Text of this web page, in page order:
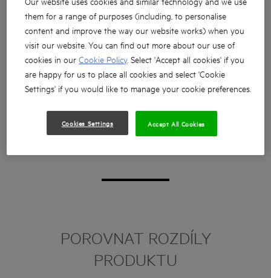
POROVNAT ROZDÍLY
PRODUKTU
them for a range of purposes (including, to personalise
content and improve the way our website works) when you
visit our website. You can find out more about our use of
cookies in ourCookie Policy. Select 'Accept all cookies' if you
are happy for us to place all cookies and select 'Cookie
Settings' if you would like to manage your cookie preferences.
Cookies Settings Accept All Cookies